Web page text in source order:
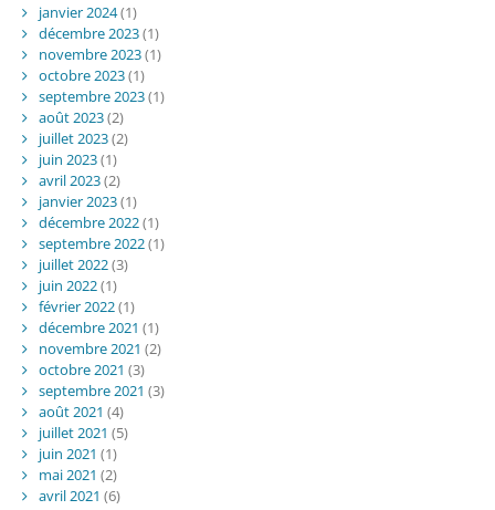
janvier 2024(1)
décembre 2023(1)
novembre 2023(1)
octobre 2023(1)
septembre 2023(1)
août 2023(2)
juillet 2023(2)
juin 2023(1)
avril 2023(2)
janvier 2023(1)
décembre 2022(1)
septembre 2022(1)
juillet 2022(3)
juin 2022(1)
février 2022(1)
décembre 2021 (1)
novembre 2021 (2)
octobre 2021 (3)
septembre 2021 (3)
août 2021 (4)
juillet 2021 (5)
juin 2021 (1)
mai 2021 (2)
avril 2021 (6)